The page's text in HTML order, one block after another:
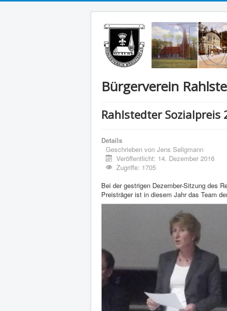
Bürgerverein
Rahlstedter Sozialpreis
Details
Geschrieben von Jens Seligmann
Veröffentlicht: 14. Dezember 2016
Zugriffe: 1705
Bei der gestrigen Dezember-Sitzung des
Preisträger ist in diesem Jahr das Team